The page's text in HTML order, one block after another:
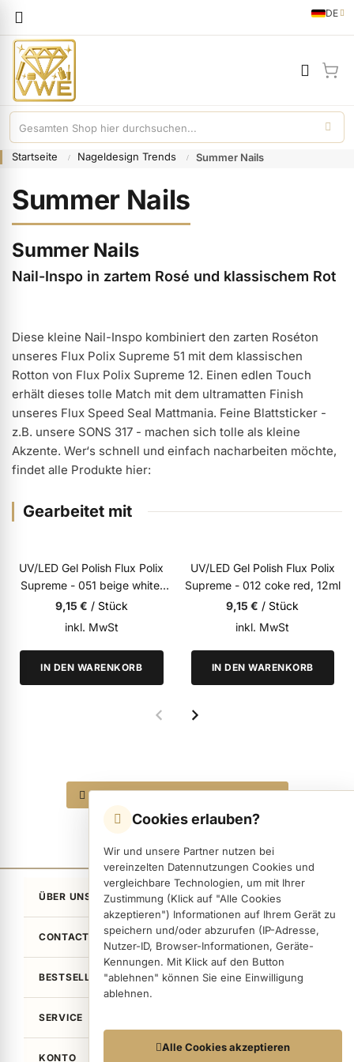
Cookies erlauben?
Wir und unsere Partner nutzen bei
vereinzelten Datennutzungen Cookies und
vergleichbare Technologien, um mit Ihrer
Zustimmung (Klick auf "Alle Cookies
akzeptieren") Informationen auf Ihrem Gerät zu
speichern und/oder abzurufen (IP-Adresse,
Nutzer-ID, Browser-Informationen, Geräte-
Kennungen. Mit Klick auf den Button
"ablehnen" können Sie eine Einwilligung
ablehnen.
DatennutzungenAlle Cookies akzeptieren
Sprache
DE
German
Weihnachtsmarkt anzeigen
Gel anzeigen
Acryl anzeigen
Hygiene anzeigen
Skintrix anzeigen
Hand- & Körperpflege anzeigen
Füße & Zehenringe anzeigen
Beauty Accessoires anzeigen
Startseite Nageldesign Trends Summer Nails
Summer Nails
Summer Nails
Nail-Inspo in zartem Rosé und klassischem Rot
Diese kleine Nail-Inspo kombiniert den zarten Roséton
unseres Flux Polix Supreme 51 mit dem klassischen
Rotton von Flux Polix Supreme 12. Einen edlen Touch
erhält dieses tolle Match mit dem ultramatten Finish
unseres Flux Speed Seal Mattmania. Feine Blattsticker -
z.B. unsere SONS 317 - machen sich tolle als kleine
Akzente. Wer‘s schnell und einfach nacharbeiten möchte,
findet alle Produkte hier:
Gearbeitet mit
UV/LED
UV/LED Gel Polish Flux Polix
Supreme - 051 beige white,
12ml
9,15 € / Stück
inkl. MwSt
IN DEN WARENKORB
UV/LED
UV/LED Gel Polish Flux Polix
Supreme - 012 coke red, 12ml
9,15 € / Stück
inkl. MwSt
IN DEN WARENKORB
Alle 4 Produkte in den Warenkorb
ÜBER UNS
CONTACT
BESTSELLER
SERVICE
KONTO